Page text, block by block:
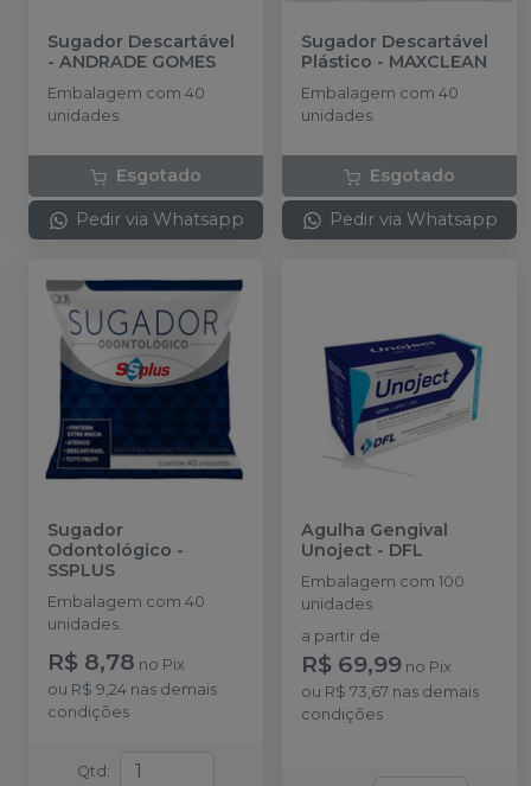
Sugador Descartável
- ANDRADE GOMES
Embalagem com 40
unidades.
Esgotado
Pedir via Whatsapp
Sugador Descartável
Plástico - MAXCLEAN
Embalagem com 40
unidades.
Esgotado
Pedir via Whatsapp
Sugador
Odontológico -
SSPLUS
Embalagem com 40
unidades.
R$ 8,78 no Pix
ou R$ 9,24 nas demais
condições
Qtd :
Agulha Gengival
Unoject - DFL
Embalagem com 100
unidades.
a partir de:
R$ 69,99 no Pix
ou R$ 73,67 nas demais
condições